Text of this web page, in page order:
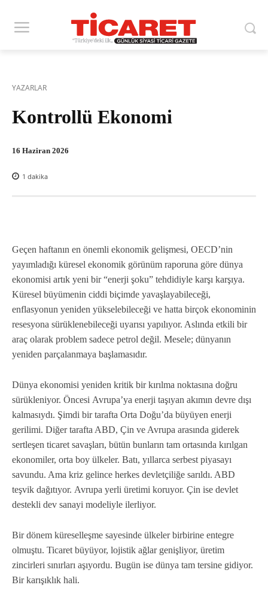
YAZARLAR
Kontrollü Ekonomi
16 Haziran 2026
1 dakika
Geçen haftanın en önemli ekonomik gelişmesi, OECD’nin
yayımladığı küresel ekonomik görünüm raporuna göre dünya
ekonomisi artık yeni bir “enerji şoku” tehdidiyle karşı karşıya.
Küresel büyümenin ciddi biçimde yavaşlayabileceği,
enflasyonun yeniden yükselebileceği ve hatta birçok ekonominin
resesyona sürüklenebileceği uyarısı yapılıyor. Aslında etkili bir
araç olarak problem sadece petrol değil. Mesele; dünyanın
yeniden parçalanmaya başlamasıdır.
Dünya ekonomisi yeniden kritik bir kırılma noktasına doğru
sürükleniyor. Öncesi Avrupa’ya enerji taşıyan akımın devre dışı
kalmasıydı. Şimdi bir tarafta Orta Doğu’da büyüyen enerji
gerilimi. Diğer tarafta ABD, Çin ve Avrupa arasında giderek
sertleşen ticaret savaşları, bütün bunların tam ortasında kırılgan
ekonomiler, orta boy ülkeler. Batı, yıllarca serbest piyasayı
savundu. Ama kriz gelince herkes devletçiliğe sarıldı. ABD
teşvik dağıtıyor. Avrupa yerli üretimi koruyor. Çin ise devlet
destekli dev sanayi modeliyle ilerliyor.
Bir dönem küreselleşme sayesinde ülkeler birbirine entegre
olmuştu. Ticaret büyüyor, lojistik ağlar genişliyor, üretim
zincirleri sınırları aşıyordu. Bugün ise dünya tam tersine gidiyor.
Bir karışıklık hali.